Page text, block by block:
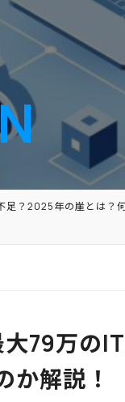
？2025年の崖とは？
79万の
か解説！